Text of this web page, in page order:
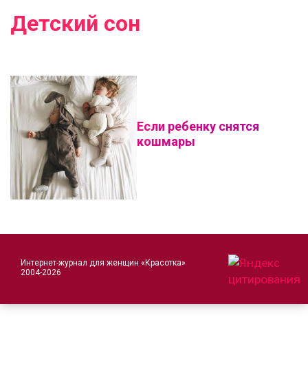
Детский сон
Если ребенку снятся
кошмары
Интернет-журнал для женщин «Красотка»
2004-2026